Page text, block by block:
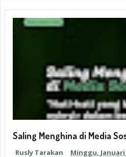
Saling Menghina di Media
Rusly Tarakan Minggu, Januari